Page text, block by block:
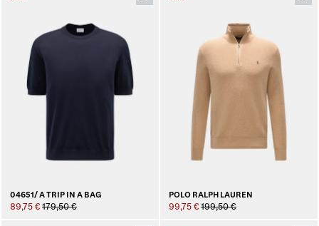
04651/ A TRIP IN A BAG
89,75 € 179,50 €
POLO RALPH LAUREN
99,75 € 199,50 €